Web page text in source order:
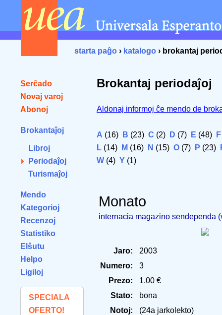
starta paĝo › katalogo › brokantaj
Serĉado
Novaj varoj
Abonoj
Brokantaĵoj
Libroj
Periodaĵoj
Turismaĵoj
Mendo
Kategorioj
Recenzoj
Statistiko
Elŝutu
Helpo
Ligiloj
SPECIALA
OFERTO!
Brokantaj periodaĵoj
Aldonaj informoj ĉe mendo de
A (16) B (23) C (2) D (7) E (48) F
L (14) M (16) N (15) O (7) P (23)
W (4) Y (1)
Monato
internacia magazino sendependa
Jaro:
2003
Numero:
3
Prezo:
1.00 €
Stato:
bona
Notoj:
(24a jarkolekto)